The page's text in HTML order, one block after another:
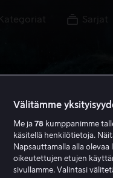
Kategoriat Sarjat
Välitämme
Me ja 78 kumppanimme
käsitellä henkilötietoja.
Napsauttamalla alla
oikeutettujen etujen
sivullamme. Valintasi